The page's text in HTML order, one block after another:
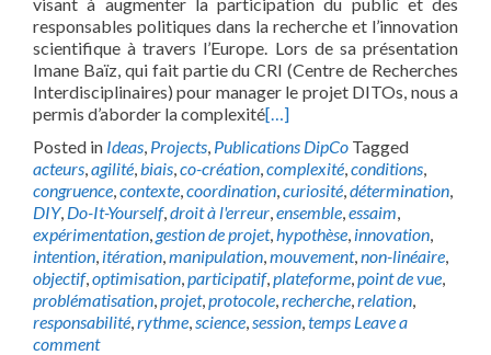
responsables politiques dans la recherche et l’innovation
scientifique à travers l’Europe. Lors de sa présentation
Imane Baïz, qui fait partie du CRI (Centre de Recherches
Interdisciplinaires) pour manager le projet DITOs, nous a
permis d’aborder la complexité[…]
Posted in Ideas, Projects, Publications DipCo Tagged
acteurs,agilité,biais,co-création,complexité,conditions,
congruence,contexte,coordination,curiosité,détermination,
DIY, Do-It-Yourself,droit à l'erreur,ensemble,essaim,
expérimentation,gestion de projet,hypothèse, innovation,
intention, itération,manipulation,mouvement,non-linéaire,
objectif,optimisation,participatif,plateforme,point de vue,
problématisation,projet,protocole,recherche,relation,
responsabilité,rythme,science,session,temps Leave a
comment